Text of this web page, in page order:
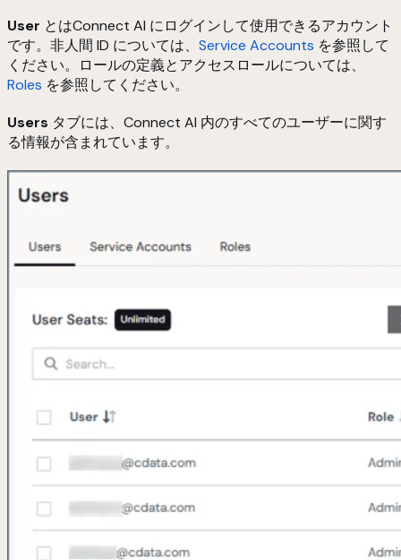
User とはConnect AI にログインして使用できるアカウント
です。非人間 ID については、 Service Accounts を参照して
ください。ロールの定義とアクセスロールについては、
Roles を参照してください。
Users タブには、Connect AI 内のすべてのユーザーに関す
る情報が含まれています。